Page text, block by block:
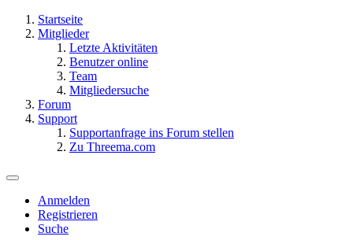
Startseite
Mitglieder
Letzte Aktivitäten
Benutzer online
Team
Mitgliedersuche
Forum
Support
Supportanfrage ins Forum stellen
Zu Threema.com
Anmelden
Registrieren
Suche